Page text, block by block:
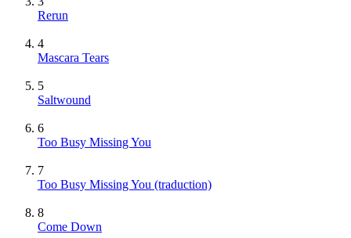
Rerun
4
Mascara Tears
5
Saltwound
6
Too Busy Missing You
7
Too Busy Missing You (traduction)
8
Come Down